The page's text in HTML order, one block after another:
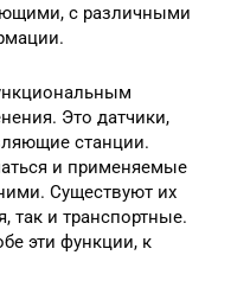
с различными
Это датчики,
станции.
и применяемые
Существуют их
так и транспортные.
эти функции, к